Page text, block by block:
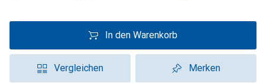
In den Warenkorb
Vergleichen Merken